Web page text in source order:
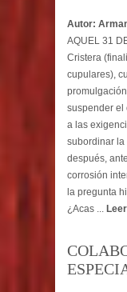
Autor:
AQUEL 31
Cristera
cupulares),
suspender el
a las
subordinar
después,
corrosión
la pregunta
¿Acas ...